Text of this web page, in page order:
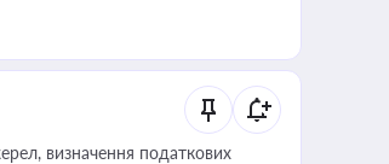
визначення податкових